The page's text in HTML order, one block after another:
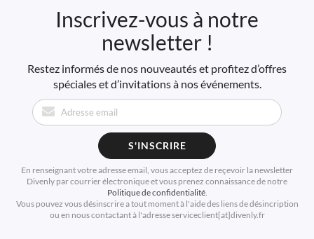
Inscrivez-vous à notre
newsletter !
Restez informés de nos nouveautés et profitez d’offres
spéciales et d’invitations à nos événements.
S'INSCRIRE
En renseignant votre adresse email, vous acceptez de reçevoir la newsletter
Divenly par courrier électronique et vous prenez connaissance de notre
Politique de confidentialité.
Vous pouvez vous désinscrire a tout moment à l'aide des liens de désincription
ou en nous contactant à l'adresse serviceclient[at]divenly.fr